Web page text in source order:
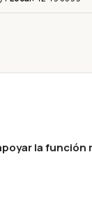
la función